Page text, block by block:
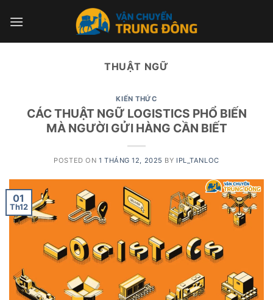
THUẬT NGỮ
KIẾN THỨC
CÁC THUẬT NGỮ LOGISTICS PHỔ BIẾN
MÀ NGƯỜI GỬI HÀNG CẦN BIẾT
POSTED ON 1 THÁNG 12, 2025 BY IPL_TANLOC
01
Th12